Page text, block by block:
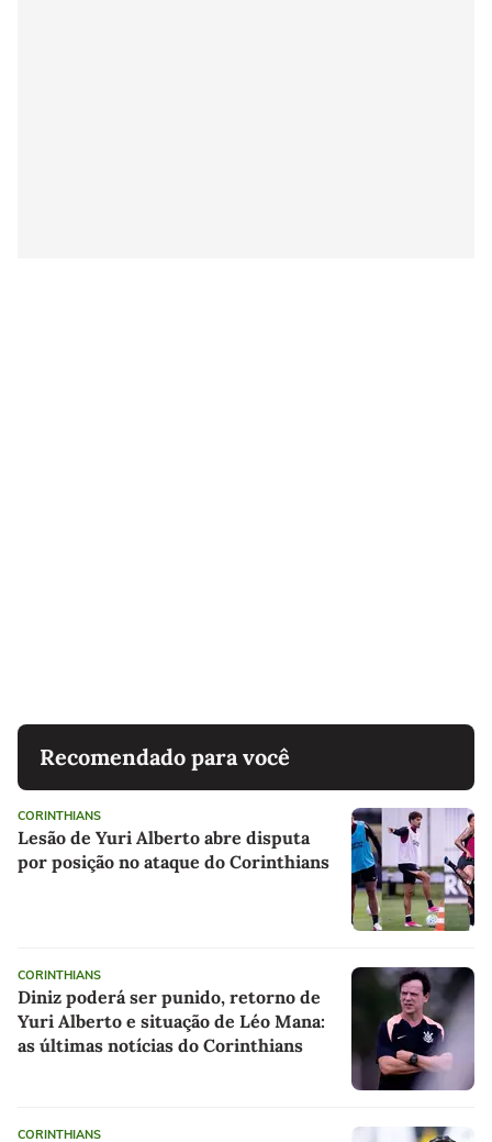
Recomendado para você
CORINTHIANS
Lesão de Yuri Alberto abre disputa
por posição no ataque do Corinthians
CORINTHIANS
Diniz poderá ser punido, retorno de
Yuri Alberto e situação de Léo Mana:
as últimas notícias do Corinthians
CORINTHIANS